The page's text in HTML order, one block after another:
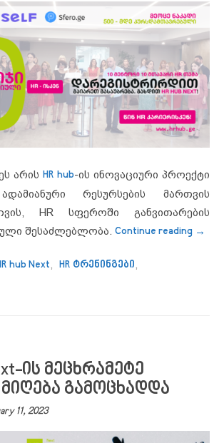
არის HR hub-ის ინოვაციური პროექტი
რესურსების მართვის
HR სფეროში განვითარების
შესაძლებლობა. Continue reading “HR
→
hub Next, HR ტრენინგები,
ის მეცხრამეტე
გამოცხადდა
11, 2023